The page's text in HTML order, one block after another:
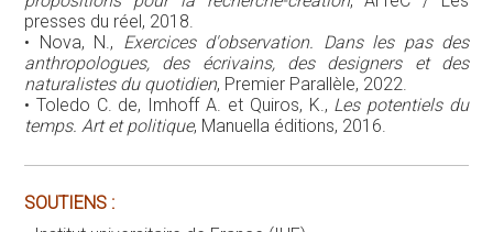
presses du réel, 2018.
• Nova, N., Exercices d'observation. Dans les pas des
anthropologues, des écrivains, des designers et des
naturalistes du quotidien, Premier Parallèle, 2022.
• Toledo C. de, Imhoff A. et Quiros, K., Les potentiels du
temps. Art et politique, Manuella éditions, 2016.
SOUTIENS :